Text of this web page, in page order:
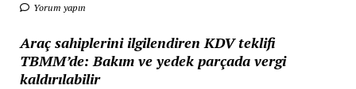
Yorum yapın
Araç sahiplerini ilgilendiren KDV teklifi
TBMM’de: Bakım ve yedek parçada vergi
kaldırılabilir